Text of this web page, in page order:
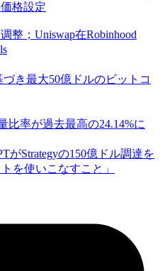
格設定
整；Uniswap在Robinhood
き最大50億ドルのビットコ
比率が過去最高の24.14%に
がStrategyの150億ドル調達を
を使いこなすこと」